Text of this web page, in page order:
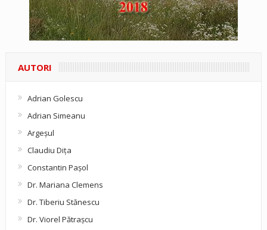
AUTORI
Adrian Golescu
Adrian Simeanu
Argeşul
Claudiu Diţa
Constantin Pașol
Dr. Mariana Clemens
Dr. Tiberiu Stănescu
Dr. Viorel Pătraşcu